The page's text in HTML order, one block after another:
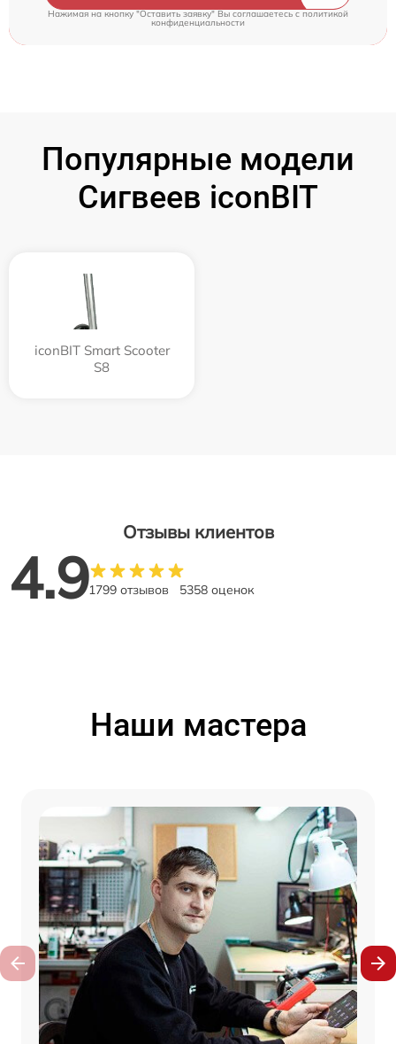
Нажимая на кнопку "Оставить заявку" Вы соглашаетесь cполитикой
конфиденциальности
Популярные модели
Сигвеев iconBIT
iconBIT Smart Scooter
S8
Отзывы клиентов
4.91799 отзывов 5358 оценок
Наши мастера